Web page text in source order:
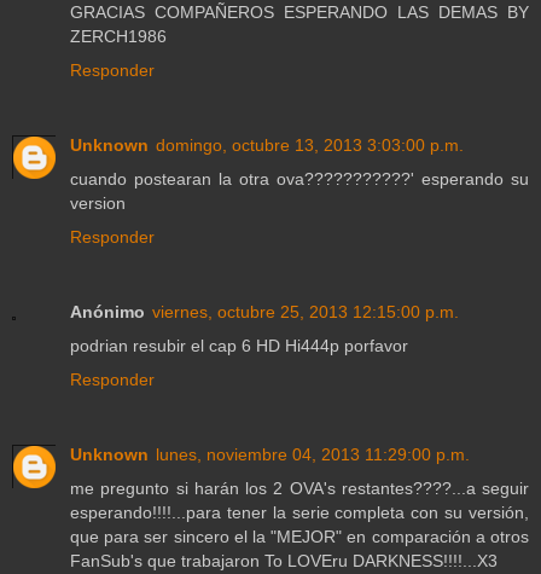
GRACIAS COMPAÑEROS ESPERANDO LAS DEMAS BY
ZERCH1986
Responder
Unknown domingo, octubre 13, 2013 3:03:00 p.m.
cuando postearan la otra ova???????????' esperando su
version
Responder
Anónimo viernes, octubre 25, 2013 12:15:00 p.m.
podrian resubir el cap 6 HD Hi444p porfavor
Responder
Unknown lunes, noviembre 04, 2013 11:29:00 p.m.
me pregunto si harán los 2 OVA's restantes????...a seguir
esperando!!!!...para tener la serie completa con su versión,
que para ser sincero el la "MEJOR" en comparación a otros
FanSub's que trabajaron To LOVEru DARKNESS!!!!...X3